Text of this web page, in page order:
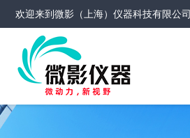
欢迎来到微影（上海）仪器科技有限公司